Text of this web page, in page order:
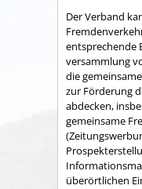
Der Verband
entsprechende
versammlung
die
zur Förderung
abdecken,
gemeinsame
überörtlichen